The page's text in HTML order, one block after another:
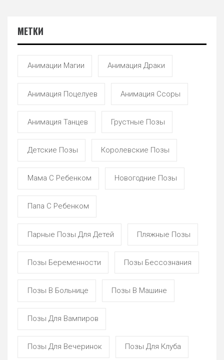
МЕТКИ
Анимации Магии Анимация Драки
Анимация Поцелуев Анимация Ссоры
Анимация Танцев Грустные Позы
Детские Позы Королевские Позы
Мама С Ребенком Новогодние Позы
Папа С Ребенком
Парные Позы Для Детей Пляжные Позы
Позы Беременности Позы Бессознания
Позы В Больнице Позы В Машине
Позы Для Вампиров
Позы Для Вечеринок Позы Для Клуба